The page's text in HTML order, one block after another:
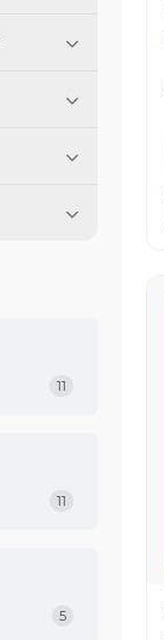
11
11
5